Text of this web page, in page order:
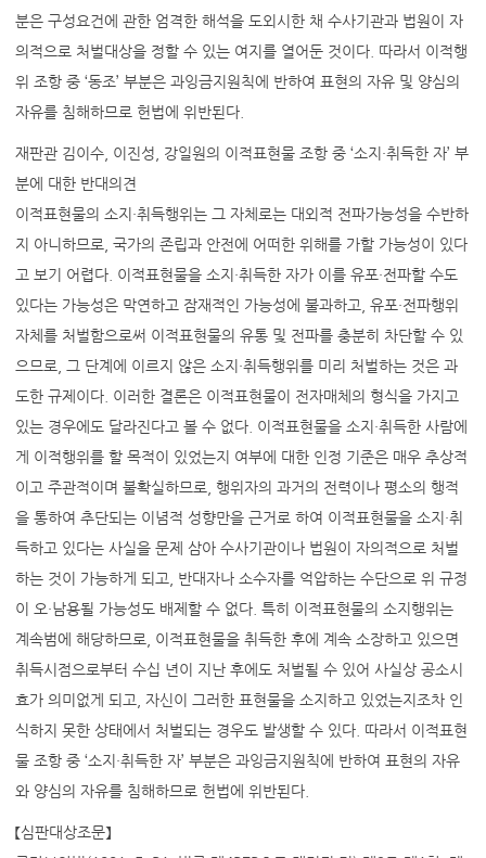
분은 구성요건에 관한 엄격한 해석을 도외시한 채 수사기관과 법원이 자
의적으로 처벌대상을 정할 수 있는 여지를 열어둔 것이다. 따라서 이적행
위 조항 중 ‘동조’ 부분은 과잉금지원칙에 반하여 표현의 자유 및 양심의
자유를 침해하므로 헌법에 위반된다.
재판관 김이수, 이진성, 강일원의 이적표현물 조항 중 ‘소지·취득한 자’ 부
분에 대한 반대의견
이적표현물의 소지·취득행위는 그 자체로는 대외적 전파가능성을 수반하
지 아니하므로, 국가의 존립과 안전에 어떠한 위해를 가할 가능성이 있다
고 보기 어렵다. 이적표현물을 소지·취득한 자가 이를 유포·전파할 수도
있다는 가능성은 막연하고 잠재적인 가능성에 불과하고, 유포·전파행위
자체를 처벌함으로써 이적표현물의 유통 및 전파를 충분히 차단할 수 있
으므로, 그 단계에 이르지 않은 소지·취득행위를 미리 처벌하는 것은 과
도한 규제이다. 이러한 결론은 이적표현물이 전자매체의 형식을 가지고
있는 경우에도 달라진다고 볼 수 없다. 이적표현물을 소지·취득한 사람에
게 이적행위를 할 목적이 있었는지 여부에 대한 인정 기준은 매우 추상적
이고 주관적이며 불확실하므로, 행위자의 과거의 전력이나 평소의 행적
을 통하여 추단되는 이념적 성향만을 근거로 하여 이적표현물을 소지·취
득하고 있다는 사실을 문제 삼아 수사기관이나 법원이 자의적으로 처벌
하는 것이 가능하게 되고, 반대자나 소수자를 억압하는 수단으로 위 규정
이 오·남용될 가능성도 배제할 수 없다. 특히 이적표현물의 소지행위는
계속범에 해당하므로, 이적표현물을 취득한 후에 계속 소장하고 있으면
취득시점으로부터 수십 년이 지난 후에도 처벌될 수 있어 사실상 공소시
효가 의미없게 되고, 자신이 그러한 표현물을 소지하고 있었는지조차 인
식하지 못한 상태에서 처벌되는 경우도 발생할 수 있다. 따라서 이적표현
물 조항 중 ‘소지·취득한 자’ 부분은 과잉금지원칙에 반하여 표현의 자유
와 양심의 자유를 침해하므로 헌법에 위반된다.
【심판대상조문】